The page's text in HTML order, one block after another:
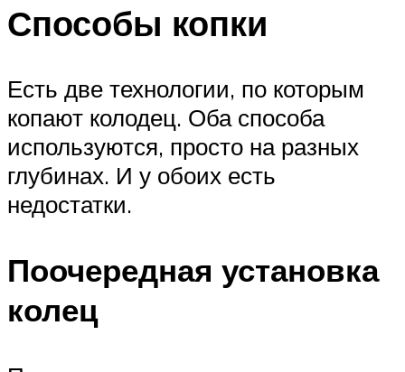
Способы копки
Есть две технологии, по которым
копают колодец. Оба способа
используются, просто на разных
глубинах. И у обоих есть
недостатки.
Поочередная установка
колец